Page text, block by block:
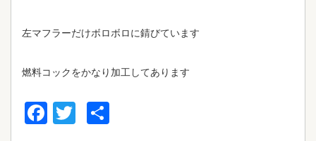
左マフラーだけボロボロに錆びています
燃料コックをかなり加工してあります
Facebook
Twitter